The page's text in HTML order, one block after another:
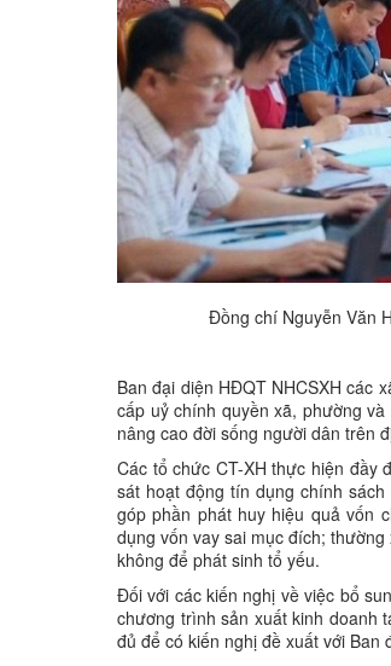
Đồng chí Nguyễn Văn
Ban đại diện HĐQT NHCSXH các
cấp uỷ chính quyền xã, phường
nâng cao đời sống người dân trên
Các tổ chức CT-XH thực hiện đầy
sát hoạt động tín dụng chính
góp phần phát huy hiệu quả vốn
dụng vốn vay sai mục đích;
không để phát sinh tổ yếu.
Đối với các kiến nghị về việc bổ
chương trình sản xuất kinh doanh
đủ để có kiến nghị đề xuất với Ban